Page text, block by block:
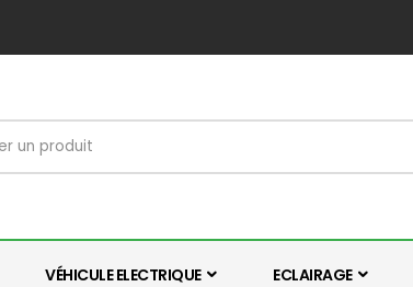
VÉHICULE ELECTRIQUE ECLAIRAGE